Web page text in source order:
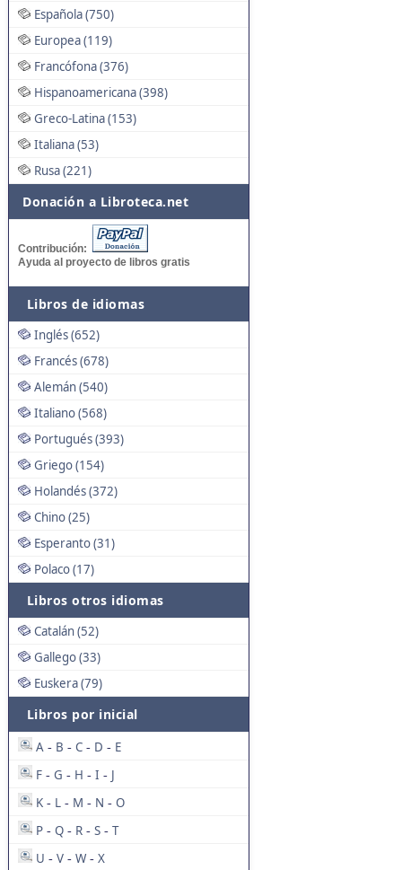
Española (750)
Europea (119)
Francófona (376)
Hispanoamericana (398)
Greco-Latina (153)
Italiana (53)
Rusa (221)
Donación a Libroteca.net
Contribución:
Ayuda al proyecto de libros gratis
Libros de idiomas
Inglés (652)
Francés (678)
Alemán (540)
Italiano (568)
Portugués (393)
Griego (154)
Holandés (372)
Chino (25)
Esperanto (31)
Polaco (17)
Libros otros idiomas
Catalán (52)
Gallego (33)
Euskera (79)
Libros por inicial
A - B - C - D - E
F - G - H - I - J
K - L - M - N - O
P - Q - R - S - T
U - V - W - X